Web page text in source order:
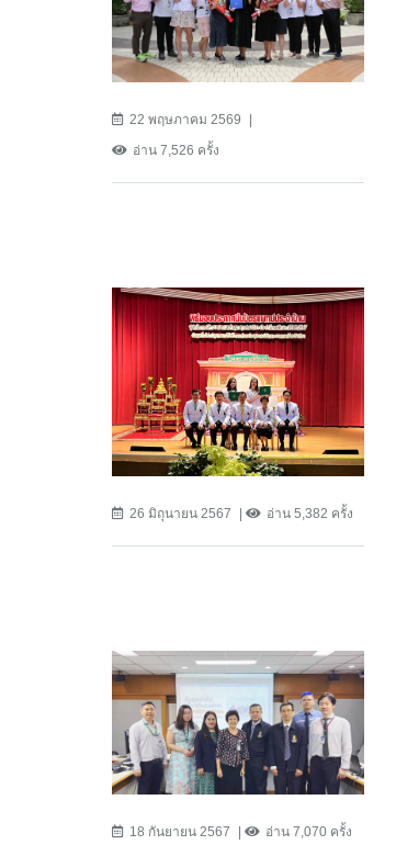
22 พฤษภาคม 2569
อ่าน 7,526 ครั้ง
26 มิถุนายน 2567 อ่าน 5,382 ครั้ง
18 กันยายน 2567 อ่าน 7,070 ครั้ง